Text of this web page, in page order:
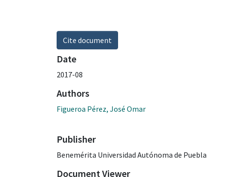
Cite document
Date
2017-08
Authors
Figueroa Pérez, José Omar
Publisher
Benemérita Universidad Autónoma de Puebla
Document Viewer